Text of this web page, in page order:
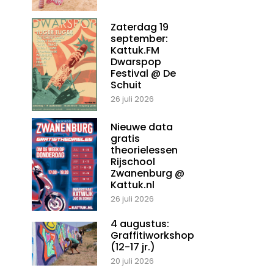
Zaterdag 19
september:
Kattuk.FM
Dwarspop
Festival @ De
Schuit
26 juli 2026
Nieuwe data
gratis
theorielessen
Rijschool
Zwanenburg @
Kattuk.nl
26 juli 2026
4 augustus:
Graffitiworkshop
(12-17 jr.)
20 juli 2026